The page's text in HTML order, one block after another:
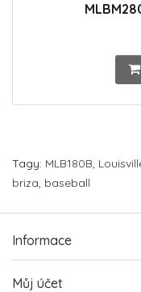
Tagy: MLB180B,
briza, baseball
Informace
Můj účet